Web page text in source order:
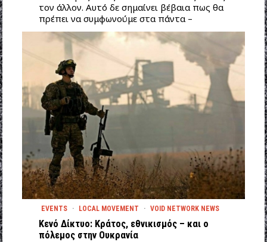
τον άλλον. Αυτό δε σημαίνει βέβαια πως θα
πρέπει να συμφωνούμε στα πάντα –
EVENTS · LOCAL MOVEMENT · VOID NETWORK NEWS
Κενό Δίκτυο: Κράτος, εθνικισμός – και ο
πόλεμος στην Ουκρανία